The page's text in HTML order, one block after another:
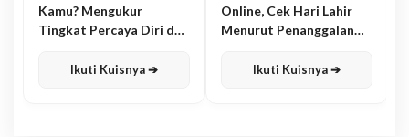
Kamu? Mengukur
Tingkat Percaya Diri dan
Ikuti Kuisnya ➔
Online, Cek Hari Lahir
Menurut Penanggalan
Ikuti Kuisnya ➔